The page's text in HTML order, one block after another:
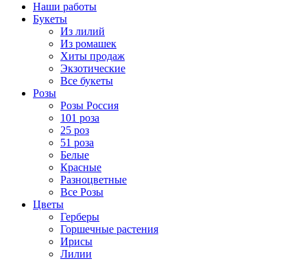
Наши работы
Букеты
Из лилий
Из ромашек
Хиты продаж
Экзотические
Все букеты
Розы
Розы Россия
101 роза
25 роз
51 роза
Белые
Красные
Разноцветные
Все Розы
Цветы
Герберы
Горшечные растения
Ирисы
Лилии